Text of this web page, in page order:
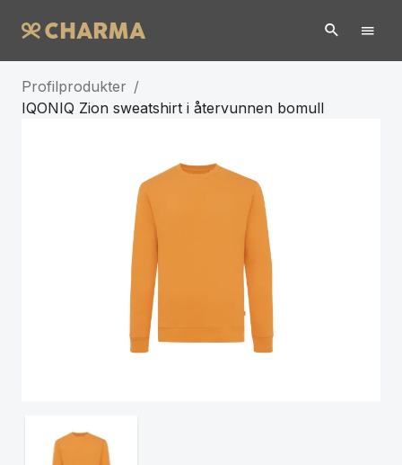
Profilprodukter /
IQONIQ Zion sweatshirt i återvunnen bomull